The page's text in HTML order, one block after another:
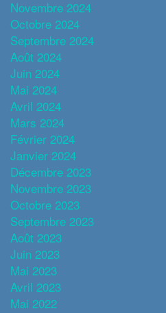
Novembre 2024
Octobre 2024
Septembre 2024
Août 2024
Juin 2024
Mai 2024
Avril 2024
Mars 2024
Février 2024
Janvier 2024
Décembre 2023
Novembre 2023
Octobre 2023
Septembre 2023
Août 2023
Juin 2023
Mai 2023
Avril 2023
Mai 2022